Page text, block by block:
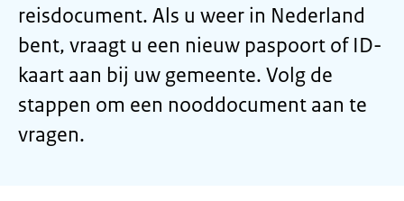
reisdocument. Als u weer in Nederland
bent, vraagt u een nieuw paspoort of ID-
kaart aan bij uw gemeente. Volg de
stappen om een nooddocument aan te
vragen.